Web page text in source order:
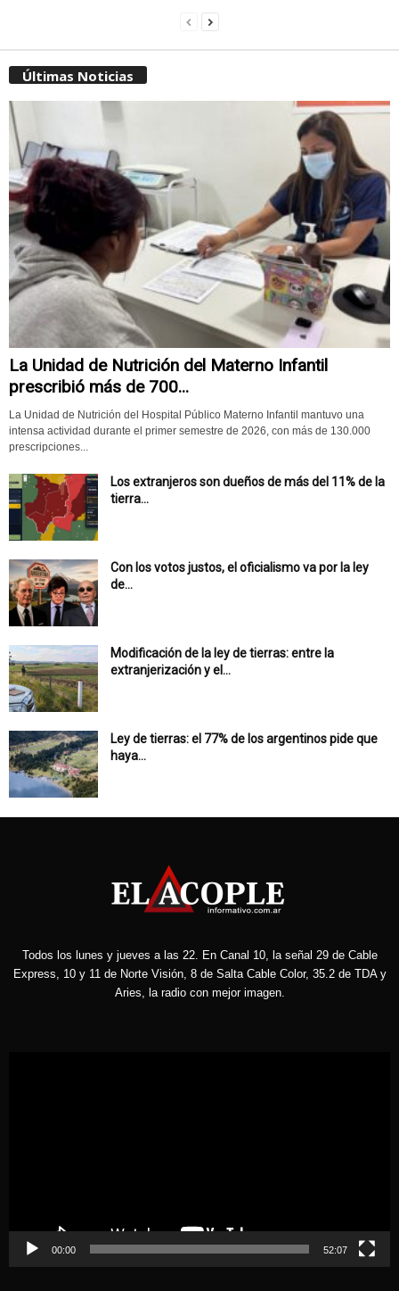
Últimas Noticias
La Unidad de Nutrición del Materno Infantil
prescribió más de 700...
La Unidad de Nutrición del Hospital Público Materno Infantil mantuvo una
intensa actividad durante el primer semestre de 2026, con más de 130.000
prescripciones...
Los extranjeros son dueños de más del 11% de la
tierra...
Con los votos justos, el oficialismo va por la ley
de...
Modificación de la ley de tierras: entre la
extranjerización y el...
Ley de tierras: el 77% de los argentinos pide que
haya...
Todos los lunes y jueves a las 22. En Canal 10, la señal 29 de Cable
Express, 10 y 11 de Norte Visión, 8 de Salta Cable Color, 35.2 de TDA y
Aries, la radio con mejor imagen.
00:00 52:07